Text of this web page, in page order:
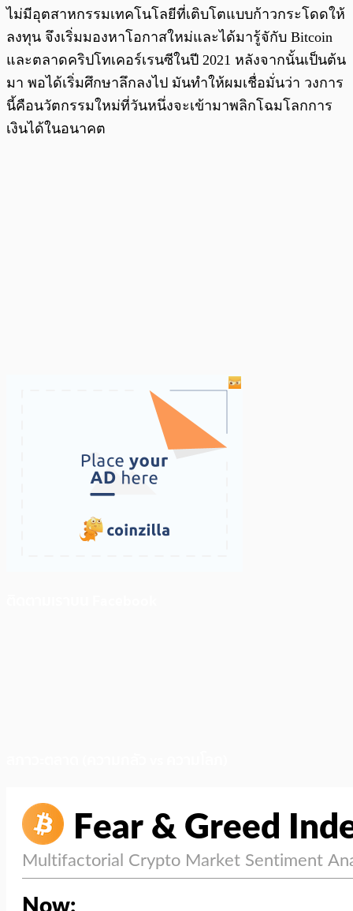
ไม่มีอุตสาหกรรมเทคโนโลยีที่เติบโตแบบก้าวกระโดดให้
ลงทุน จึงเริ่มมองหาโอกาสใหม่และได้มารู้จักับ Bitcoin
และตลาดคริปโทเคอร์เรนซีในปี 2021 หลังจากนั้นเป็นต้น
มา พอได้เริ่มศึกษาลึกลงไป มันทำให้ผมเชื่อมั่นว่า วงการ
นี้คือนวัตกรรมใหม่ที่วันหนึ่งจะเข้ามาพลิกโฉมโลกการ
เงินได้ในอนาคต